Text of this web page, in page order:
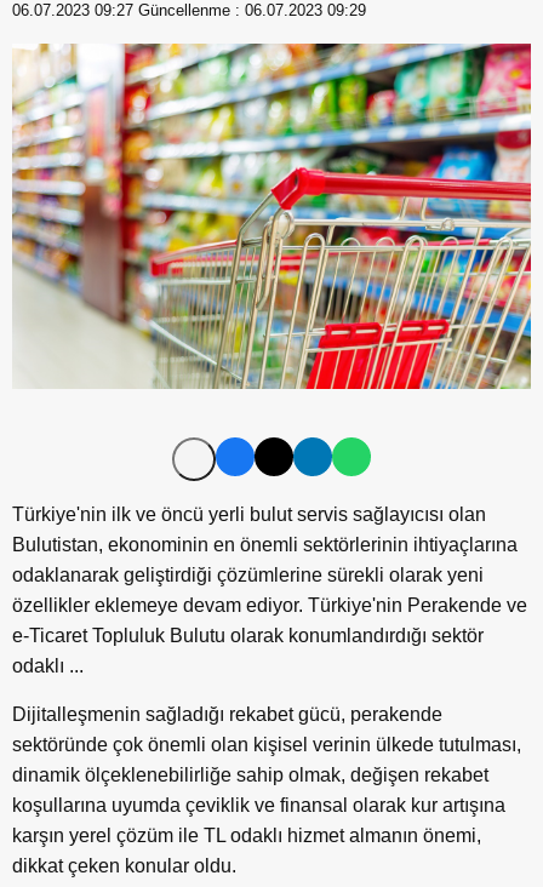
06.07.2023 09:27 Güncellenme : 06.07.2023 09:29
Türkiye'nin ilk ve öncü yerli bulut servis sağlayıcısı olan
Bulutistan, ekonominin en önemli sektörlerinin ihtiyaçlarına
odaklanarak geliştirdiği çözümlerine sürekli olarak yeni
özellikler eklemeye devam ediyor. Türkiye'nin Perakende ve
e-Ticaret Topluluk Bulutu olarak konumlandırdığı sektör
odaklı ...
Dijitalleşmenin sağladığı rekabet gücü, perakende
sektöründe çok önemli olan kişisel verinin ülkede tutulması,
dinamik ölçeklenebilirliğe sahip olmak, değişen rekabet
koşullarına uyumda çeviklik ve finansal olarak kur artışına
karşın yerel çözüm ile TL odaklı hizmet almanın önemi,
dikkat çeken konular oldu.